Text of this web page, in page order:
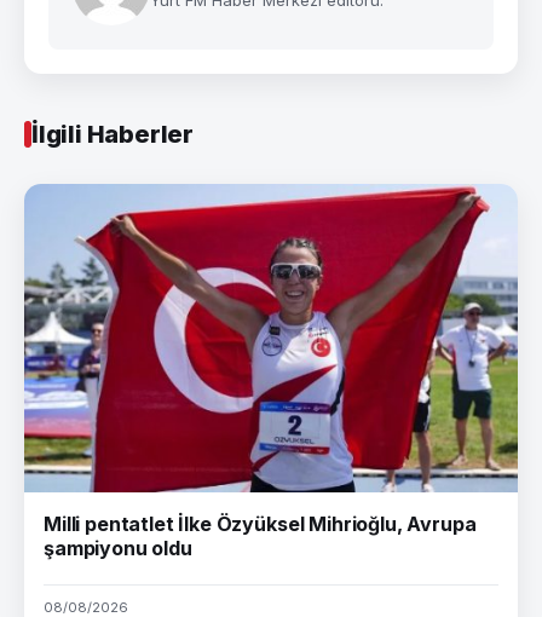
İlgili Haberler
Milli pentatlet İlke Özyüksel Mihrioğlu, Avrupa
şampiyonu oldu
08/08/2026